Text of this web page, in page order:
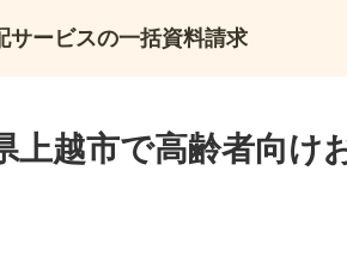
サービスの一括資料請求
上越市で高齢者向け